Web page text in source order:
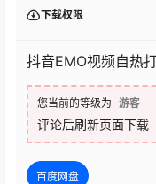
下载权限
抖音EMO视频自热
您当前的等级为 游客
评论后刷新页面下载
百度网盘